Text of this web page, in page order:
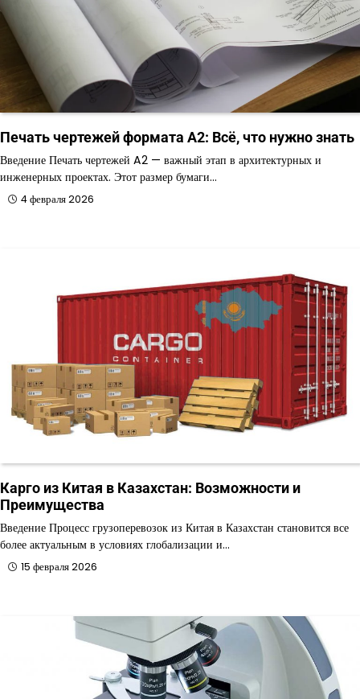
Печать чертежей формата A2: Всё, что нужно знать
Введение Печать чертежей A2 — важный этап в архитектурных и
инженерных проектах. Этот размер бумаги…
4 февраля 2026
Карго из Китая в Казахстан: Возможности и
Преимущества
Введение Процесс грузоперевозок из Китая в Казахстан становится все
более актуальным в условиях глобализации и…
15 февраля 2026